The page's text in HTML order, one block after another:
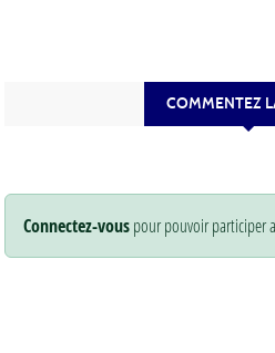
COMMENTEZ
Connectez-vouspour pouvoir participer